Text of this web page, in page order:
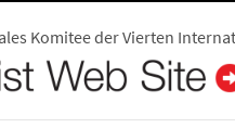
Komitee der Vierten